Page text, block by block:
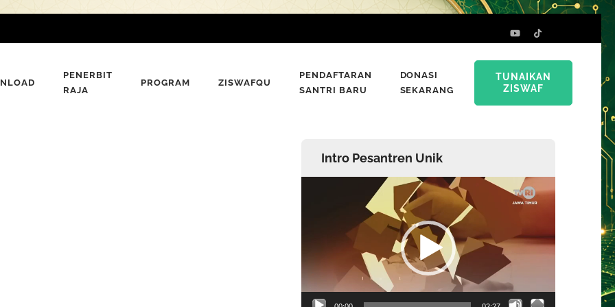
PENERBIT
RAJA
PROGRAM ZISWAFQU
PENDAFTARAN
SANTRI BARU
DONASI
SEKARANG
TUNAIKAN
ZISWAF
Intro Pesantren Unik